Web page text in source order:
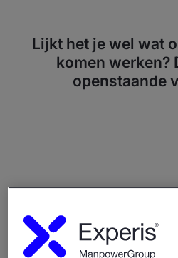
Lijkt het je wel wat
komen werken?
openstaande